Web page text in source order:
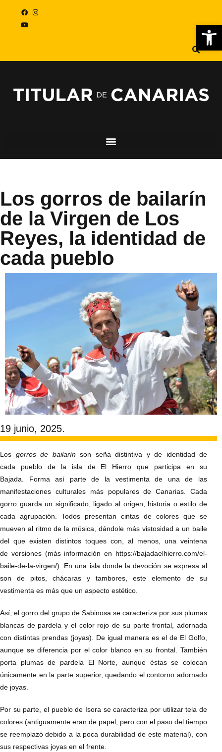
Los gorros de bailarín
de la Virgen de Los
Reyes, la identidad de
cada pueblo
19 junio, 2025.
Los gorros de bailarín son seña distintiva y de identidad de
cada pueblo de la isla de El Hierro que participa en su
Bajada. Forma así parte de la vestimenta de una de las
manifestaciones culturales más populares de Canarias. Cada
gorro guarda un significado, ligado al origen, historia o estilo de
cada agrupación. Todos presentan cintas de colores que se
mueven al ritmo de la música, dándole más vistosidad a un baile
del que existen distintos toques con, al menos, una veintena
de versiones (más información en https://bajadaelhierro.com/el-
baile-de-la-virgen/). En una isla donde la devoción se expresa al
son de pitos, chácaras y tambores, este elemento de su
vestimenta es más que un aspecto estético.
Así, el gorro del grupo de Sabinosa se caracteriza por sus plumas
blancas de pardela y el color rojo de su parte frontal, adornada
con distintas prendas (joyas). De igual manera es el de El Golfo,
aunque se diferencia por el color blanco en su frontal. También
porta plumas de pardela El Norte, aunque éstas se colocan
únicamente en la parte superior, quedando el contorno adornado
de joyas.
Por su parte, el pueblo de Isora se caracteriza por utilizar tela de
colores (antiguamente eran de papel, pero con el paso del tiempo
se reemplazó debido a la poca durabilidad de este material), con
sus respectivas joyas en el frente.